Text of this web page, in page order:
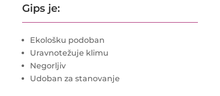
Gips je:
Ekološku podoban
Uravnotežuje klimu
Negorljiv
Udoban za stanovanje